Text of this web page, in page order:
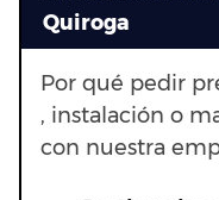
Quiroga
Por qué pedir
, instalación o
con nuestra